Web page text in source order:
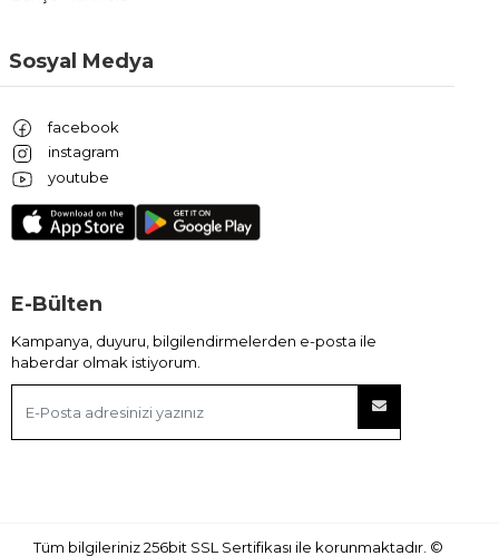
Sosyal Medya
facebook
instagram
youtube
E-Bülten
Kampanya, duyuru, bilgilendirmelerden e-posta ile
haberdar olmak istiyorum.
Tüm bilgileriniz 256bit SSL Sertifikası ile korunmaktadır. ©